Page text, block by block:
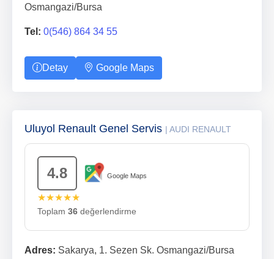
Osmangazi/Bursa
Tel: 0(546) 864 34 55
Detay Google Maps
Uluyol Renault Genel Servis | AUDI RENAULT
4.8 Google Maps
★★★★★
Toplam 36 değerlendirme
Adres: Sakarya, 1. Sezen Sk. Osmangazi/Bursa